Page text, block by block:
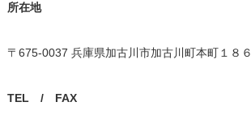
所在地
〒675-0037 兵庫県加古川市加古川町本町１８６
TEL / FAX